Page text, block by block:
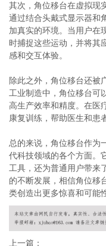
其次，角位移台在虚拟现
通过结合头戴式显示器和
加真实的环境。当用户在
时捕捉这些运动，并将其
感和交互体验。
除此之外，角位移台还被
工业制造中，角位移台可
高生产效率和精度。在医
康复训练，帮助医生和患
总的来说，角位移台作为
代科技领域的各个方面。
工具，还为普通用户带来
的不断发展，相信角位移
类创造出更多惊喜和可能
上一篇：